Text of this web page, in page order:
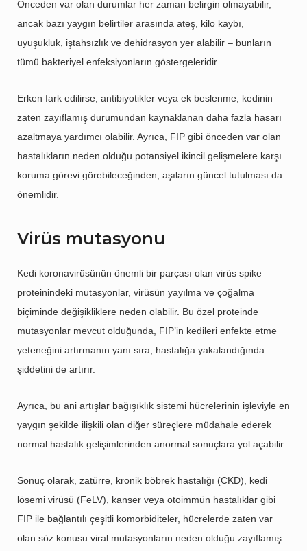
Önceden var olan durumlar her zaman belirgin olmayabilir,
ancak bazı yaygın belirtiler arasında ateş, kilo kaybı,
uyuşukluk, iştahsızlık ve dehidrasyon yer alabilir – bunların
tümü bakteriyel enfeksiyonların göstergeleridir.
Erken fark edilirse, antibiyotikler veya ek beslenme, kedinin
zaten zayıflamış durumundan kaynaklanan daha fazla hasarı
azaltmaya yardımcı olabilir. Ayrıca, FIP gibi önceden var olan
hastalıkların neden olduğu potansiyel ikincil gelişmelere karşı
koruma görevi görebileceğinden, aşıların güncel tutulması da
önemlidir.
Virüs mutasyonu
Kedi koronavirüsünün önemli bir parçası olan virüs spike
proteinindeki mutasyonlar, virüsün yayılma ve çoğalma
biçiminde değişikliklere neden olabilir. Bu özel proteinde
mutasyonlar mevcut olduğunda, FIP’in kedileri enfekte etme
yeteneğini artırmanın yanı sıra, hastalığa yakalandığında
şiddetini de artırır.
Ayrıca, bu ani artışlar bağışıklık sistemi hücrelerinin işleviyle en
yaygın şekilde ilişkili olan diğer süreçlere müdahale ederek
normal hastalık gelişimlerinden anormal sonuçlara yol açabilir.
Sonuç olarak, zatürre, kronik böbrek hastalığı (CKD), kedi
lösemi virüsü (FeLV), kanser veya otoimmün hastalıklar gibi
FIP ile bağlantılı çeşitli komorbiditeler, hücrelerde zaten var
olan söz konusu viral mutasyonların neden olduğu zayıflamış